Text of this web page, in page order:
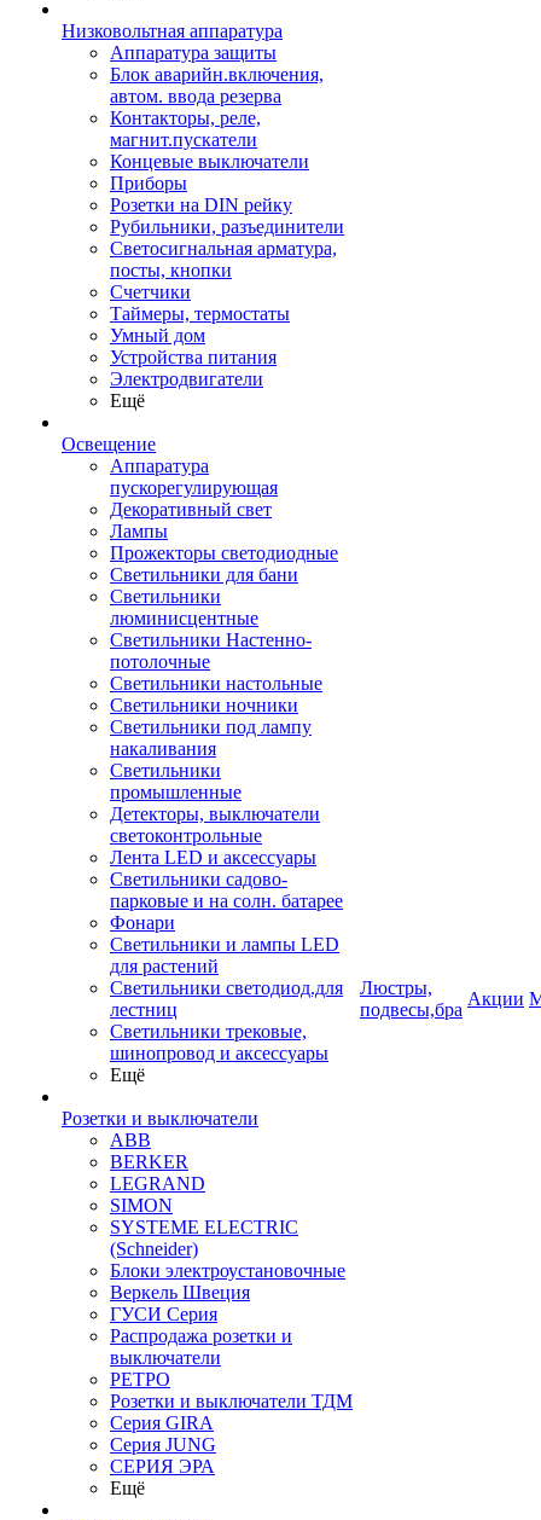
Низковольтная аппаратура
Аппаратура защиты
Блок аварийн.включения,
автом. ввода резерва
Контакторы, реле,
магнит.пускатели
Концевые выключатели
Приборы
Розетки на DIN рейку
Рубильники, разъединители
Светосигнальная арматура,
посты, кнопки
Счетчики
Таймеры, термостаты
Умный дом
Устройства питания
Электродвигатели
Ещё
Освещение
Аппаратура
пускорегулирующая
Декоративный свет
Лампы
Прожекторы светодиодные
Светильники для бани
Светильники
люминисцентные
Светильники Настенно-
потолочные
Светильники настольные
Светильники ночники
Светильники под лампу
накаливания
Светильники
промышленные
Детекторы, выключатели
светоконтрольные
Лента LED и аксессуары
Светильники садово-
парковые и на солн. батарее
Фонари
Светильники и лампы LED
для растений
Светильники светодиод.для
лестниц
Светильники трековые,
шинопровод и аксессуары
Ещё
Розетки и выключатели
ABB
BERKER
LEGRAND
SIMON
SYSTEME ELECTRIC
(Schneider)
Блоки электроустановочные
Веркель Швеция
ГУСИ Серия
Распродажа розетки и
выключатели
РЕТРО
Розетки и выключатели ТДМ
Серия GIRA
Серия JUNG
СЕРИЯ ЭРА
Ещё
Люстры,
подвесы,бра
Акции